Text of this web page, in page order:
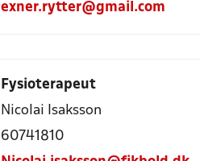
exner.rytter@gmail.com
Fysioterapeut
Nicolai Isaksson
60741810